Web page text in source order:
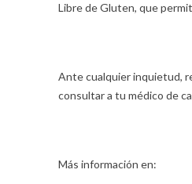
Libre de Gluten, que
Ante cualquier inquietud,
consultar a tu médico de
Más información en: